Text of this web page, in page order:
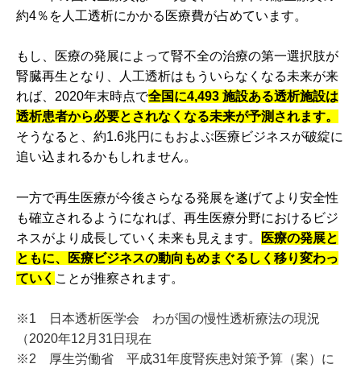
約4％を人工透析にかかる医療費が占めています。
もし、医療の発展によって腎不全の治療の第一選択肢が
腎臓再生となり、人工透析はもういらなくなる未来が来
れば、2020年末時点で全国に4,493 施設ある透析施設は
透析患者から必要とされなくなる未来が予測されます。
そうなると、約1.6兆円にもおよぶ医療ビジネスが破綻に
追い込まれるかもしれません。
一方で再生医療が今後さらなる発展を遂げてより安全性
も確立されるようになれば、再生医療分野におけるビジ
ネスがより成長していく未来も見えます。
医療の発展と
ともに、医療ビジネスの動向もめまぐるしく移り変わっ
ていく ことが推察されます。
※1 日本透析医学会 わが国の慢性透析療法の現況
（2020年12月31日現在
※2 厚生労働省 平成31年度腎疾患対策予算（案）に